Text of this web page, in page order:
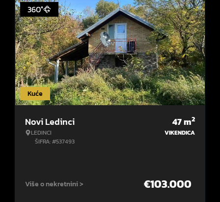
Kuće
360°
Novi Ledinci
LEDINCI
ŠIFRA: #537493
47m2
VIKENDICA
Više o nekretnini > €103.000